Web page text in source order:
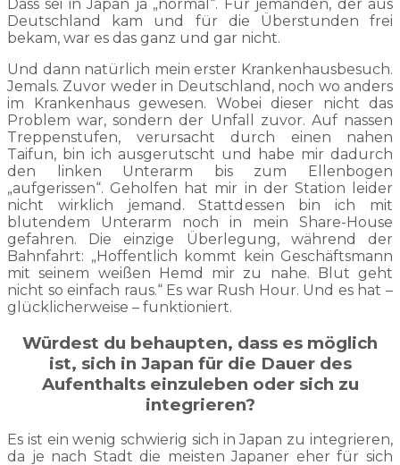
Dass sei in Japan ja „normal“. Für jemanden, der aus
Deutschland kam und für die Überstunden frei
bekam, war es das ganz und gar nicht.
Und dann natürlich mein erster Krankenhausbesuch.
Jemals. Zuvor weder in Deutschland, noch wo anders
im Krankenhaus gewesen. Wobei dieser nicht das
Problem war, sondern der Unfall zuvor. Auf nassen
Treppenstufen, verursacht durch einen nahen
Taifun, bin ich ausgerutscht und habe mir dadurch
den linken Unterarm bis zum Ellenbogen
„aufgerissen“. Geholfen hat mir in der Station leider
nicht wirklich jemand. Stattdessen bin ich mit
blutendem Unterarm noch in mein Share-House
gefahren. Die einzige Überlegung, während der
Bahnfahrt: „Hoffentlich kommt kein Geschäftsmann
mit seinem weißen Hemd mir zu nahe. Blut geht
nicht so einfach raus.“ Es war Rush Hour. Und es hat –
glücklicherweise – funktioniert.
Würdest du behaupten, dass es möglich
ist, sich in Japan für die Dauer des
Aufenthalts einzuleben oder sich zu
integrieren?
Es ist ein wenig schwierig sich in Japan zu integrieren,
da je nach Stadt die meisten Japaner eher für sich